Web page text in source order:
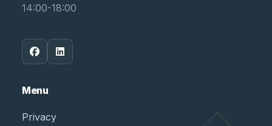
14:00-18:00
Menu
Privacy